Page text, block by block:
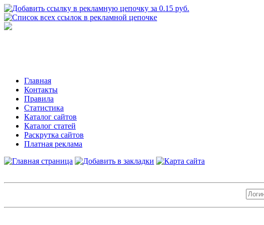
Главная
Контакты
Правила
Статистика
Каталог сайтов
Каталог статей
Раскрутка сайтов
Платная реклама